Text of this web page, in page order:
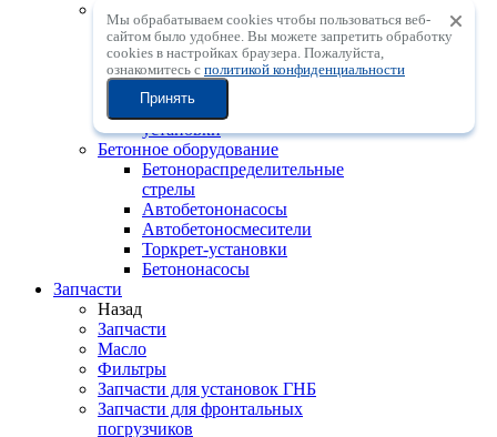
Асфальтосмесительные
установки
Грунтосмесительные
установки
Бетоносмесительные
установки
Бетонное оборудование
Бетонораспределительные
стрелы
Автобетононасосы
Автобетоносмесители
Торкрет-установки
Бетононасосы
Запчасти
Назад
Запчасти
Масло
Фильтры
Запчасти для установок ГНБ
Запчасти для фронтальных
погрузчиков
Мы обрабатываем cookies чтобы пользоваться веб-
сайтом было удобнее. Вы можете запретить обработку
сookies в настройках браузера. Пожалуйста,
ознакомитесь с политикой конфиденциальности
Принять